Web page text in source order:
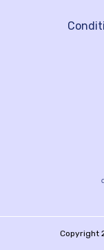
Copyright